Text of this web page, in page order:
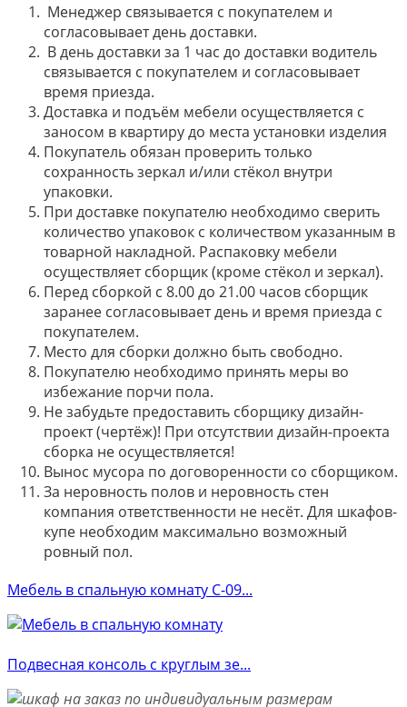
Менеджер связывается с покупателем и
согласовывает день доставки.
В день доставки за 1 час до доставки водитель
связывается с покупателем и согласовывает
время приезда.
Доставка и подъём мебели осуществляется с
заносом в квартиру до места установки изделия
Покупатель обязан проверить только
сохранность зеркал и/или стёкол внутри
упаковки.
При доставке покупателю необходимо сверить
количество упаковок с количеством указанным в
товарной накладной. Распаковку мебели
осуществляет сборщик (кроме стёкол и зеркал).
Перед сборкой с 8.00 до 21.00 часов сборщик
заранее согласовывает день и время приезда с
покупателем.
Место для сборки должно быть свободно.
Покупателю необходимо принять меры во
избежание порчи пола.
Не забудьте предоставить сборщику дизайн-
проект (чертёж)! При отсутствии дизайн-проекта
сборка не осуществляется!
Вынос мусора по договоренности со сборщиком.
За неровность полов и неровность стен
компания ответственности не несёт. Для шкафов-
купе необходим максимально возможный
ровный пол.
Мебель в спальную комнату С-09...
Подвесная консоль с круглым зе...